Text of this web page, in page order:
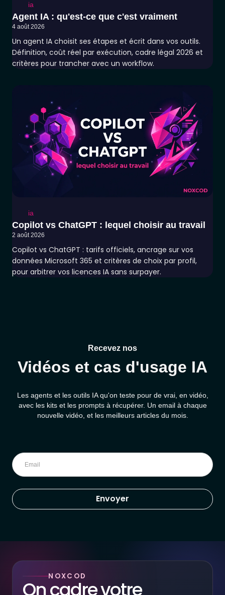
ia
Agent IA : qu'est-ce que c'est vraiment
4 août 2026
Un agent IA choisit ses étapes et écrit dans vos outils.
Définition, coût réel par exécution, cadre légal 2026 et
critères pour trancher avec un workflow.
ia
Copilot vs ChatGPT : lequel choisir au travail
2 août 2026
Copilot vs ChatGPT : tarifs officiels, ancrage sur vos
données Microsoft 365 et critères de choix par profil,
pour arbitrer vos licences IA sans surpayer.
Recevez nos
Vidéos et cas d'usage IA
Les agents et les outils IA qu'on teste pour de vrai, en vidéo,
avec les kits et les prompts à récupérer. Un email à chaque
nouvelle vidéo, et les meilleurs articles du mois.
Envoyer
NOXCOD